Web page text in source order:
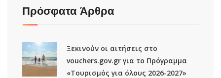
Πρόσφατα Άρθρα
Ξεκινούν οι αιτήσεις στο
vouchers.gov.gr για το Πρόγραμμα
«Τουρισμός για όλους 2026-2027»